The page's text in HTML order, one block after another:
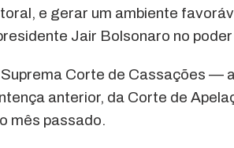
e gerar um ambiente
Jair Bolsonaro no
Corte de Cassações —
anterior, da Corte de
mês passado.